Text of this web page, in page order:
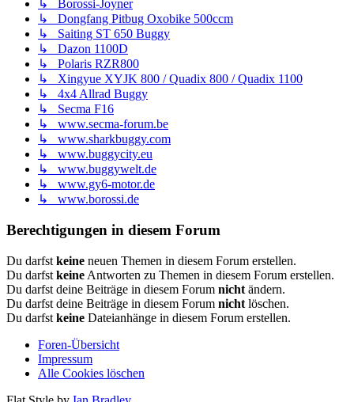
↳ Borossi-Joyner
↳ Dongfang Pitbug Oxobike 500ccm
↳ Saiting ST 650 Buggy
↳ Dazon 1100D
↳ Polaris RZR800
↳ Xingyue XYJK 800 / Quadix 800 / Quadix 1100
↳ 4x4 Allrad Buggy
↳ Secma F16
↳ www.secma-forum.be
↳ www.sharkbuggy.com
↳ www.buggycity.eu
↳ www.buggywelt.de
↳ www.gy6-motor.de
↳ www.borossi.de
Berechtigungen in diesem Forum
Du darfst keine neuen Themen in diesem Forum erstellen.
Du darfst keine Antworten zu Themen in diesem Forum erstellen.
Du darfst deine Beiträge in diesem Forum nicht ändern.
Du darfst deine Beiträge in diesem Forum nicht löschen.
Du darfst keine Dateianhänge in diesem Forum erstellen.
Foren-Übersicht
Impressum
Alle Cookies löschen